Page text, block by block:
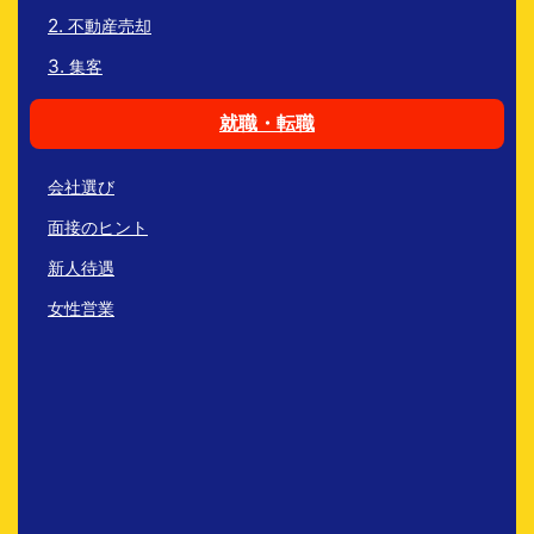
不動産売却
集客
就職・転職
会社選び
面接のヒント
新人待遇
女性営業